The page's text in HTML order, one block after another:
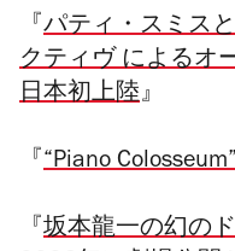
『 パティ・スミス
クティヴ によるオ
日本初上陸』
『 “Piano
『 坂本⿓⼀の幻の